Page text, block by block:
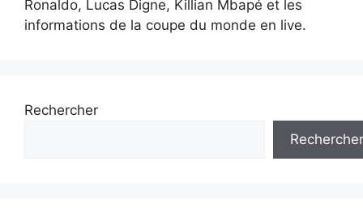
Ronaldo, Lucas Digne, Killian Mbapé et les
informations de la coupe du monde en live.
Rechercher
Rechercher